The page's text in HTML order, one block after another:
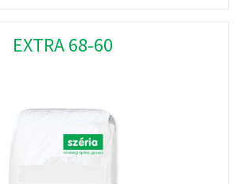
EXTRA 68-60